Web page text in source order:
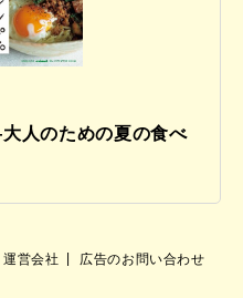
人のための夏の食べ
運営会社
広告のお問い合わせ